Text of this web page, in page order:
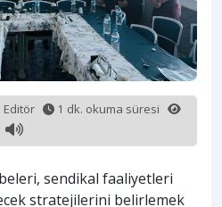
Editör
1 dk. okuma süresi
sendikal faaliyetleri
stratejilerini belirlemek